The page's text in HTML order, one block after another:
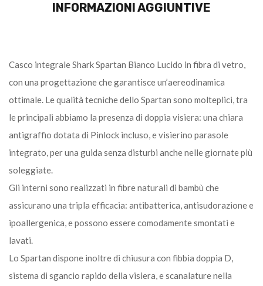
INFORMAZIONI AGGIUNTIVE
Casco integrale Shark Spartan Bianco Lucido in fibra di vetro,
con una progettazione che garantisce un’aereodinamica
ottimale. Le qualità tecniche dello Spartan sono molteplici, tra
le principali abbiamo la presenza di doppia visiera: una chiara
antigraffio dotata di Pinlock incluso, e visierino parasole
integrato, per una guida senza disturbi anche nelle giornate più
soleggiate.
Gli interni sono realizzati in fibre naturali di bambù che
assicurano una tripla efficacia: antibatterica, antisudorazione e
ipoallergenica, e possono essere comodamente smontati e
lavati.
Lo Spartan dispone inoltre di chiusura con fibbia doppia D,
sistema di sgancio rapido della visiera, e scanalature nella